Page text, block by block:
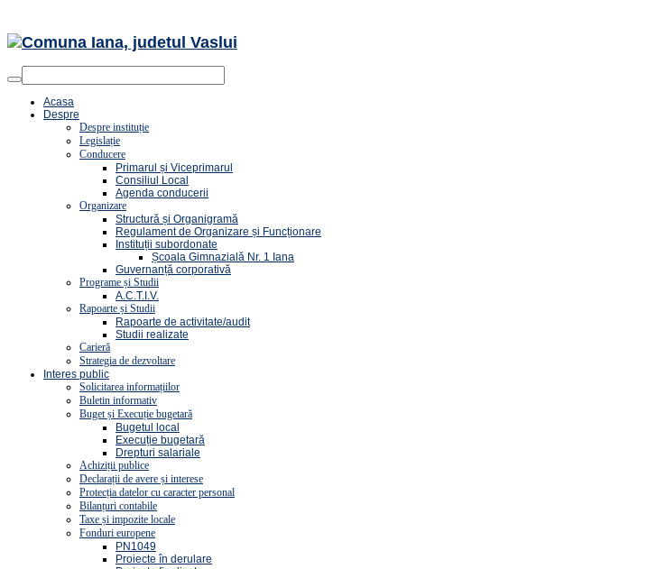
Acasa
Despre
Despre instituție
Legislație
Conducere
Primarul și Viceprimarul
Consiliul Local
Agenda conducerii
Organizare
Structură și Organigramă
Regulament de Organizare și Funcționare
Instituții subordonate
Școala Gimnazială Nr. 1 Iana
Guvernanță corporativă
Programe și Studii
A.C.T.I.V.
Rapoarte și Studii
Rapoarte de activitate/audit
Studii realizate
Carieră
Strategia de dezvoltare
Interes public
Solicitarea informațiilor
Buletin informativ
Buget și Execuție bugetară
Bugetul local
Execuție bugetară
Drepturi salariale
Achiziții publice
Declarații de avere și interese
Protecția datelor cu caracter personal
Bilanțuri contabile
Taxe și impozite locale
Fonduri europene
PN1049
Proiecte în derulare